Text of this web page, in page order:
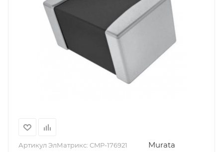
Артикул ЭлМатрикс: CMP-176921 Murata